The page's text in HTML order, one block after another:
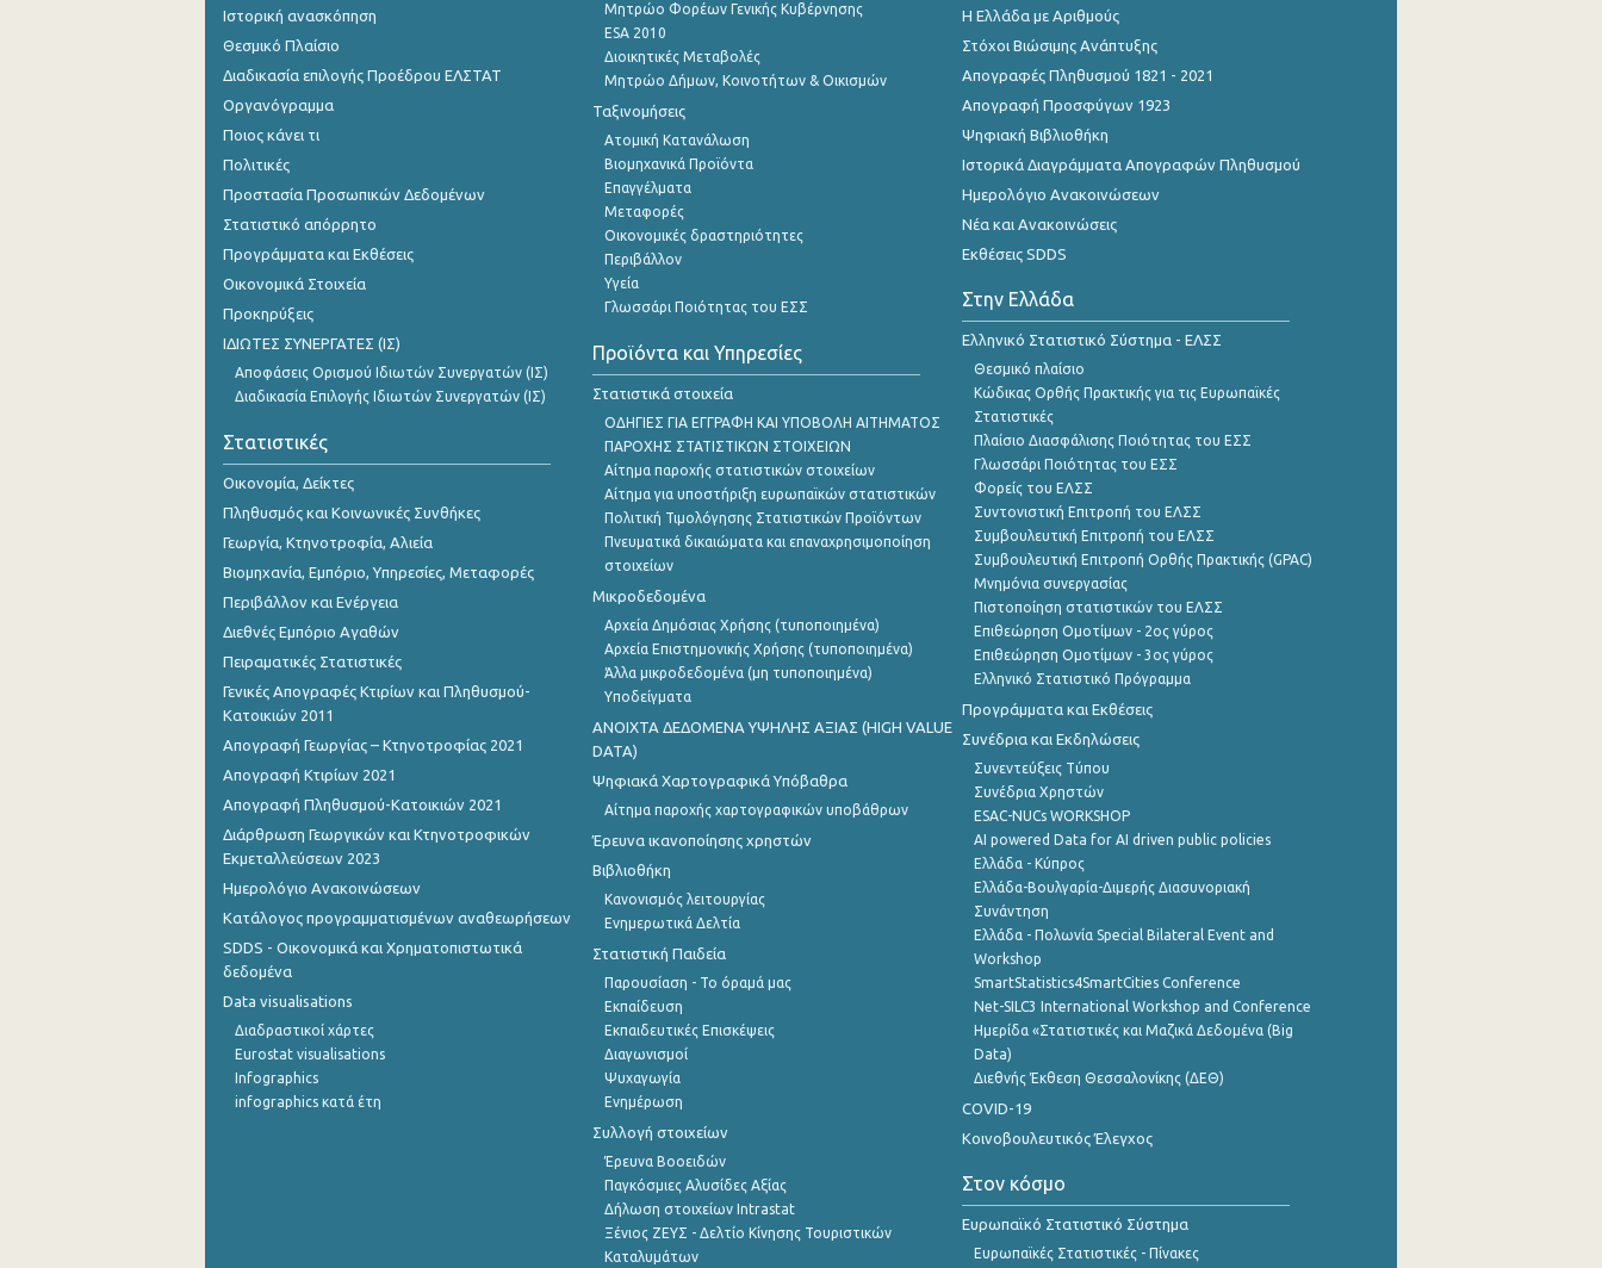
Ιστορική ανασκόπηση
Θεσμικό Πλαίσιο
Διαδικασία επιλογής Προέδρου ΕΛΣΤΑΤ
Οργανόγραμμα
Ποιος κάνει τι
Πολιτικές
Προστασία Προσωπικών Δεδομένων
Στατιστικό απόρρητο
Προγράμματα και Εκθέσεις
Οικονομικά Στοιχεία
Προκηρύξεις
ΙΔΙΩΤΕΣ ΣΥΝΕΡΓΑΤΕΣ (ΙΣ)
Αποφάσεις Ορισμού Ιδιωτών Συνεργατών (ΙΣ)
Διαδικασία Επιλογής Ιδιωτών Συνεργατών (ΙΣ)
Στατιστικές
Οικονομία, Δείκτες
Πληθυσμός και Κοινωνικές Συνθήκες
Γεωργία, Κτηνοτροφία, Αλιεία
Βιομηχανία, Εμπόριο, Υπηρεσίες, Μεταφορές
Περιβάλλον και Ενέργεια
Διεθνές Εμπόριο Αγαθών
Πειραματικές Στατιστικές
Γενικές Απογραφές Κτιρίων και Πληθυσμού-
Κατοικιών 2011
Απογραφή Γεωργίας – Κτηνοτροφίας 2021
Απογραφή Κτιρίων 2021
Απογραφή Πληθυσμού-Κατοικιών 2021
Διάρθρωση Γεωργικών και Κτηνοτροφικών
Εκμεταλλεύσεων 2023
Ημερολόγιο Ανακοινώσεων
Κατάλογος προγραμματισμένων αναθεωρήσεων
SDDS - Οικονομικά και Χρηματοπιστωτικά
δεδομένα
Data visualisations
Διαδραστικοί χάρτες
Eurostat visualisations
Infographics
infographics κατά έτη
Μητρώο Φορέων Γενικής Κυβέρνησης
ESA 2010
Διοικητικές Μεταβολές
Μητρώο Δήμων, Κοινοτήτων & Οικισμών
Ταξινομήσεις
Ατομική Κατανάλωση
Βιομηχανικά Προϊόντα
Επαγγέλματα
Μεταφορές
Οικονομικές δραστηριότητες
Περιβάλλον
Υγεία
Γλωσσάρι Ποιότητας του ΕΣΣ
Προϊόντα και Υπηρεσίες
Στατιστικά στοιχεία
ΟΔΗΓΙΕΣ ΓΙΑ ΕΓΓΡΑΦΗ ΚΑΙ ΥΠΟΒΟΛΗ ΑΙΤΗΜΑΤΟΣ
ΠΑΡΟΧΗΣ ΣΤΑΤΙΣΤΙΚΩΝ ΣΤΟΙΧΕΙΩΝ
Αίτημα παροχής στατιστικών στοιχείων
Αίτημα για υποστήριξη ευρωπαϊκών στατιστικών
Πολιτική Τιμολόγησης Στατιστικών Προϊόντων
Πνευματικά δικαιώματα και επαναχρησιμοποίηση
στοιχείων
Μικροδεδομένα
Αρχεία Δημόσιας Χρήσης (τυποποιημένα)
Αρχεία Επιστημονικής Χρήσης (τυποποιημένα)
Άλλα μικροδεδομένα (μη τυποποιημένα)
Υποδείγματα
ANOIXTA ΔΕΔΟΜΕΝΑ ΥΨΗΛΗΣ ΑΞΙΑΣ (HIGH VALUE
DATA)
Ψηφιακά Χαρτογραφικά Υπόβαθρα
Αίτημα παροχής χαρτογραφικών υποβάθρων
Έρευνα ικανοποίησης χρηστών
Βιβλιοθήκη
Κανονισμός λειτουργίας
Ενημερωτικά Δελτία
Στατιστική Παιδεία
Παρουσίαση - Το όραμά μας
Εκπαίδευση
Εκπαιδευτικές Επισκέψεις
Διαγωνισμοί
Ψυχαγωγία
Ενημέρωση
Συλλογή στοιχείων
Έρευνα Βοοειδών
Παγκόσμιες Αλυσίδες Αξίας
Δήλωση στοιχείων Intrastat
Ξένιος ΖΕΥΣ - Δελτίο Κίνησης Τουριστικών
Καταλυμάτων
Η Ελλάδα με Αριθμούς
Στόχοι Βιώσιμης Ανάπτυξης
Απογραφές Πληθυσμού 1821 - 2021
Απογραφή Προσφύγων 1923
Ψηφιακή Βιβλιοθήκη
Ιστορικά Διαγράμματα Απογραφών Πληθυσμού
Ημερολόγιο Ανακοινώσεων
Νέα και Ανακοινώσεις
Εκθέσεις SDDS
Στην Ελλάδα
Ελληνικό Στατιστικό Σύστημα - ΕΛΣΣ
Θεσμικό πλαίσιο
Κώδικας Ορθής Πρακτικής για τις Ευρωπαϊκές
Στατιστικές
Πλαίσιο Διασφάλισης Ποιότητας του ΕΣΣ
Γλωσσάρι Ποιότητας του ΕΣΣ
Φορείς του ΕΛΣΣ
Συντονιστική Επιτροπή του ΕΛΣΣ
Συμβουλευτική Επιτροπή του ΕΛΣΣ
Συμβουλευτική Επιτροπή Ορθής Πρακτικής (GPAC)
Μνημόνια συνεργασίας
Πιστοποίηση στατιστικών του ΕΛΣΣ
Επιθεώρηση Ομοτίμων - 2ος γύρος
Επιθεώρηση Ομοτίμων - 3ος γύρος
Ελληνικό Στατιστικό Πρόγραμμα
Προγράμματα και Εκθέσεις
Συνέδρια και Εκδηλώσεις
Συνεντεύξεις Τύπου
Συνέδρια Χρηστών
ESAC-NUCs WORKSHOP
AI powered Data for AI driven public policies
Ελλάδα - Κύπρος
Ελλάδα-Βουλγαρία-Διμερής Διασυνοριακή
Συνάντηση
Ελλάδα - Πολωνία Special Bilateral Event and
Workshop
SmartStatistics4SmartCities Conference
Net-SILC3 International Workshop and Conference
Ημερίδα «Στατιστικές και Μαζικά Δεδομένα (Big
Data)
Διεθνής Έκθεση Θεσσαλονίκης (ΔΕΘ)
COVID-19
Κοινοβουλευτικός Έλεγχος
Στον κόσμο
Ευρωπαϊκό Στατιστικό Σύστημα
Ευρωπαϊκές Στατιστικές - Πίνακες